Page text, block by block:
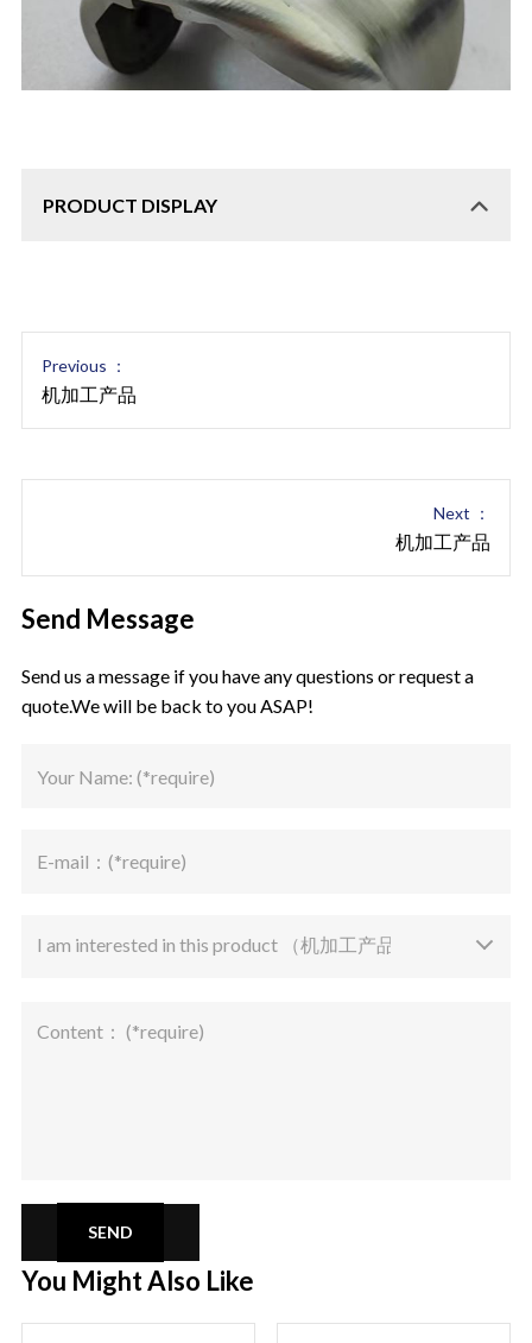
PRODUCT DISPLAY
Previous ：
机加工产品
Next ：
机加工产品
Send Message
Send us a message if you have any questions or request a
quote.We will be back to you ASAP!
SEND
You Might Also Like